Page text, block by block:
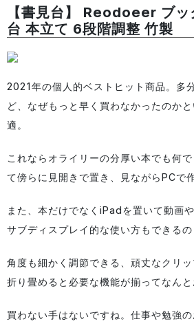
【書見台】 Reodoeer ブ
台 本立て 6段階調整 竹製
2021年の個人的ベストヒット商品。多
ど、なぜもっと早く買わなかったのか
適。
これならオライリーの分厚い本でも何
て傍らに見開きで置き、見ながらPCで
また、本だけでなくiPadを置いて動画
サブディスプレイ的な使い方もできるの
角度も細かく調節できる、頑丈なクリ
折り畳めると必要な機能が揃ってなん
買わない手はないですね。仕事や勉強の